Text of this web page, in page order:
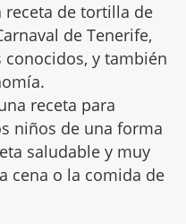
receta de tortilla de
de Tenerife,
conocidos, y también
receta para
niños de una forma
saludable y muy
cena o la comida de